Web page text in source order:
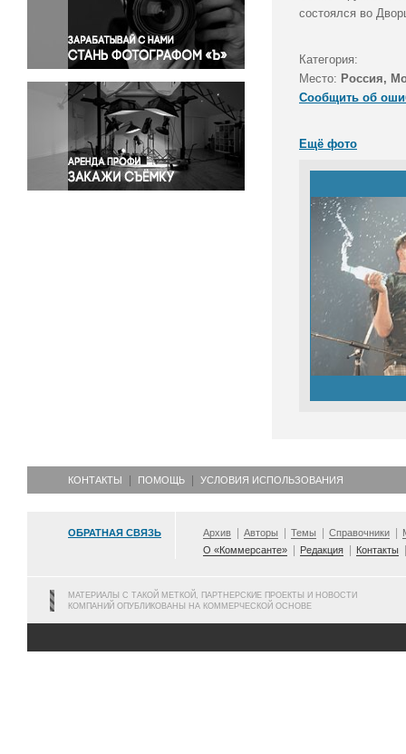
Правосудие
Происшествия и конфликты
Религия
Светская жизнь
Спорт
Экология
Экономика и бизнес
состоялся во
Категория:
Место: Россия,
Сообщить об
Ещё фото
КОНТАКТЫ ПОМОЩЬ УСЛОВИЯ ИСПОЛЬЗОВАНИЯ
ОБРАТНАЯ СВЯЗЬ Архив Авторы Темы Справочники
О «Коммерсанте»
Редакция Контакты
МАТЕРИАЛЫ С ТАКОЙ МЕТКОЙ, ПАРТНЕРСКИЕ ПРОЕКТЫ И НОВОСТИ
КОМПАНИЙ ОПУБЛИКОВАНЫ НА КОММЕРЧЕСКОЙ ОСНОВЕ